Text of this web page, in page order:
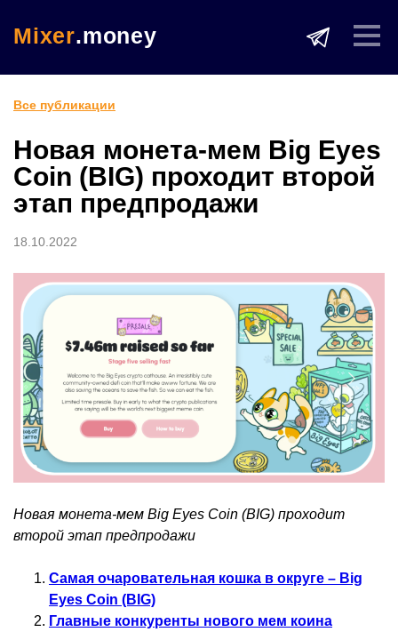
Mixer.money
Все публикации
Новая монета-мем Big Eyes
Coin (BIG) проходит второй
этап предпродажи
18.10.2022
Новая монета-мем Big Eyes Coin (BIG) проходит
второй этап предпродажи
Самая очаровательная кошка в округе – Big
Eyes Coin (BIG)
Главные конкуренты нового мем коина